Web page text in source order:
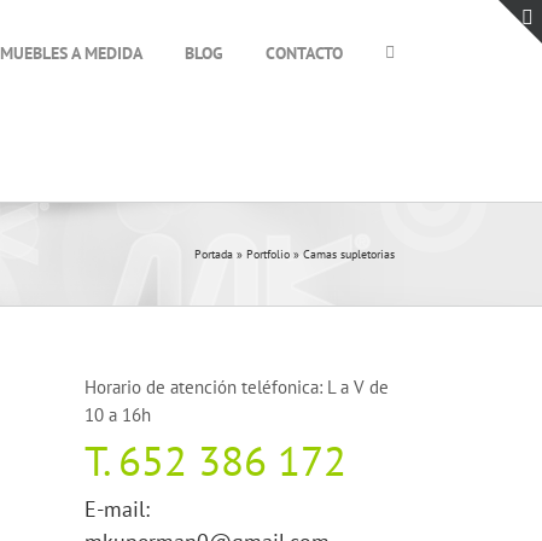
MUEBLES A MEDIDA BLOG CONTACTO
Portada » Portfolio » Camas supletorias
Horario de atención teléfonica: L a V de
10 a 16h
T.652 386 172
E-mail: